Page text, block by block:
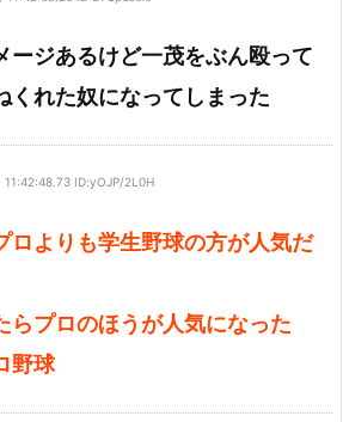
ージあるけど一茂をぶん殴って
くれた奴になってしまった
ID:yOJP/2L0H
ロよりも学生野球の方が人気だ
らプロのほうが人気になった
野球